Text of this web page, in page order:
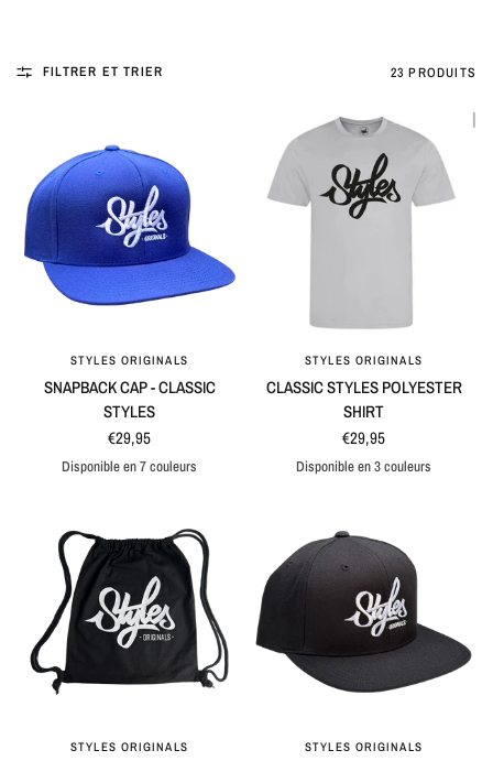
FILTRER ET TRIER 23 PRODUITS
APERÇU RAPIDE
STYLES ORIGINALS
SNAPBACK CAP - CLASSIC
STYLES
€29,95
BlueBlackMaroon
Black / GreyBlue / GreyNatural / BlackGrey
Disponible en 7 couleurs
APERÇU RAPIDE
STYLES ORIGINALS
CLASSIC STYLES POLYESTER
SHIRT
€29,95
BlauwGrijsBlack
Disponible en 3 couleurs
APERÇU RAPIDE
STYLES ORIGINALS APERÇU RAPIDE
STYLES ORIGINALS